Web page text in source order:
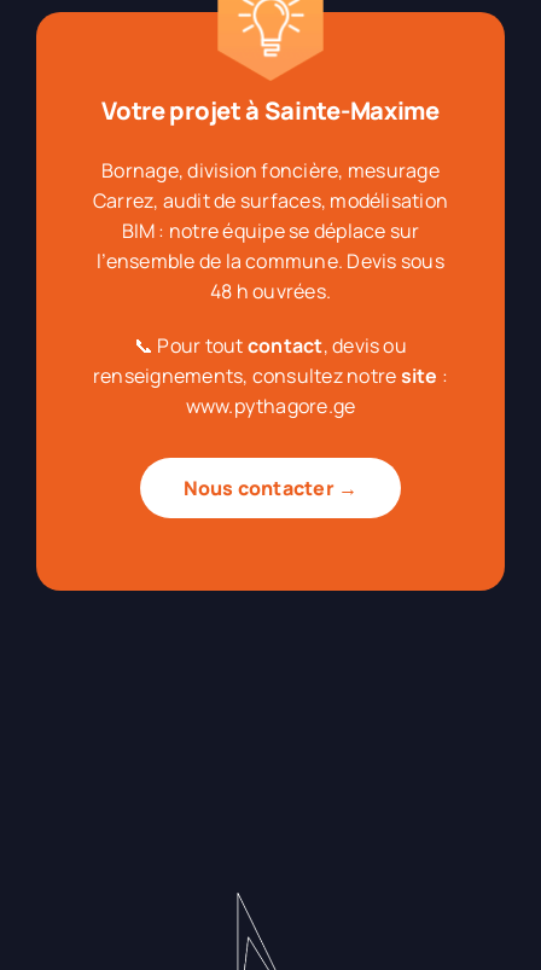
Votre projet à Sainte-Maxime
Bornage, division foncière, mesurage
Carrez, audit de surfaces, modélisation
BIM : notre équipe se déplace sur
l’ensemble de la commune. Devis sous
48 h ouvrées.
📞 Pour toutcontact, devis ou
renseignements, consultez notresite :
www.pythagore.ge
Nous contacter →